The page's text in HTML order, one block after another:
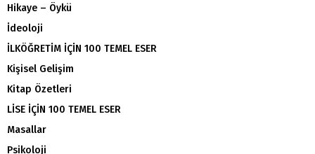
Hikaye – Öykü
İdeoloji
İLKÖĞRETİM İÇİN 100 TEMEL ESER
Kişisel Gelişim
Kitap Özetleri
LİSE İÇİN 100 TEMEL ESER
Masallar
Psikoloji